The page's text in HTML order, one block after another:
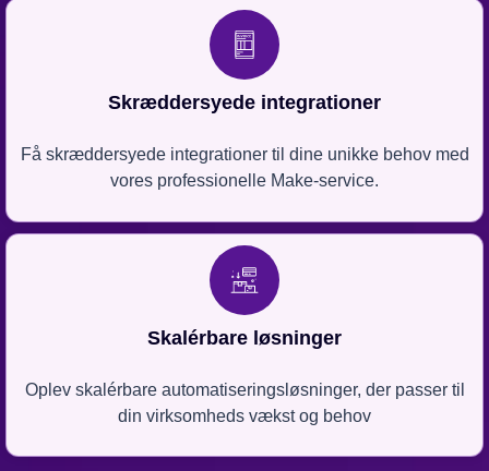
Skræddersyede integrationer
Få skræddersyede integrationer til dine unikke behov med
vores professionelle Make-service.
Skalérbare løsninger
Oplev skalérbare automatiseringsløsninger, der passer til
din virksomheds vækst og behov